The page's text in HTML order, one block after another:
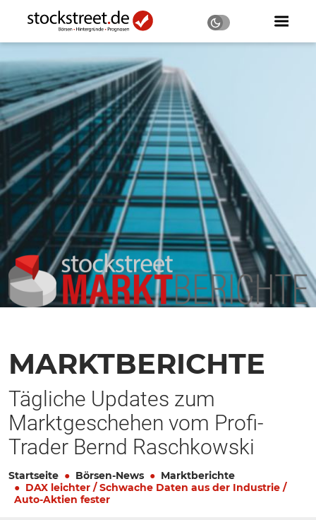
MARKTBERICHTE
Tägliche Updates zum
Marktgeschehen vom Profi-
Trader Bernd Raschkowski
Startseite Börsen-News
Marktberichte
DAX leichter / Schwache Daten aus der Industrie /
Auto-Aktien fester